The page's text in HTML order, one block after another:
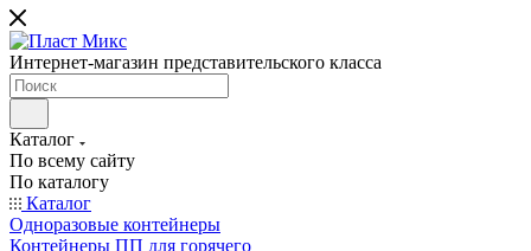
Интернет-магазин представительского класса
Каталог
По всему сайту
По каталогу
Каталог
Одноразовые контейнеры
Контейнеры ПП для горячего